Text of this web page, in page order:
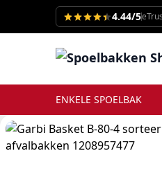
4.44/5
ENKELE SPOELBAK